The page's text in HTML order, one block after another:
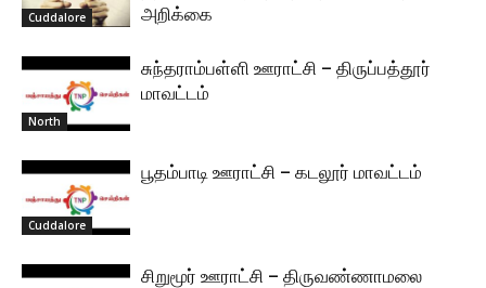
Cuddalore
அறிக்கை
North
சுந்தராம்பள்ளி ஊராட்சி – திருப்பத்தூர்
மாவட்டம்
Cuddalore
பூதம்பாடி ஊராட்சி – கடலூர் மாவட்டம்
சிறுமூர் ஊராட்சி – திருவண்ணாமலை